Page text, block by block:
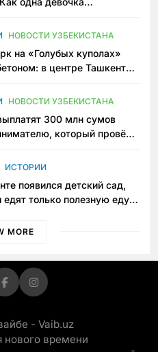
НОВОСТИ УЗБЕКИСТАНА
на «Голубых куполах»
в центре Ташкента
НОВОСТИ УЗБЕКИСТАНА
300 млн сумов
который провёл
ИСТОРИИ
появился детский сад,
едят только полезную еду.
«кашу без сахара»
MORE
- Vaib.uz
времени